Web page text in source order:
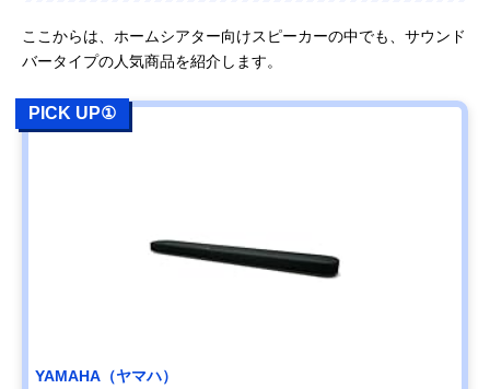
ここからは、ホームシアター向けスピーカーの中でも、サウンド
バータイプの人気商品を紹介します。
PICK UP①
YAMAHA（ヤマハ）